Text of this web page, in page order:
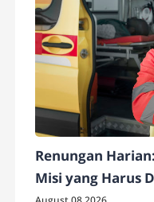
Renungan
Misi yang Harus